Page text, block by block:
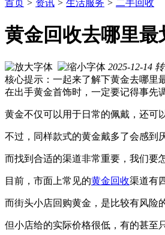
首页 > 资讯 > 生活服务 > 二手回收
黄金回收去哪里
2025-12-14
核心提示：一起来了解下黄金去哪里
在出手黄金首饰时，一定要记得事先
黄金不仅可以用于日常的佩戴，还可
不过，同样款式的黄金戴多了会感到
而找到合适的渠道非常重要，我们要
目前，市面上常见的黄金回收渠道有
而街头小店回购黄金，是比较有风险
但小店给的实际价格很低，有的甚至